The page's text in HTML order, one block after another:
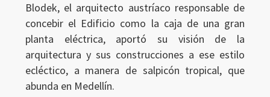
Blodek, el arquitecto austríaco responsable de
concebir el Edificio como la caja de una gran
planta eléctrica, aportó su visión de la
arquitectura y sus construcciones a ese estilo
ecléctico, a manera de salpicón tropical, que
abunda en Medellín.